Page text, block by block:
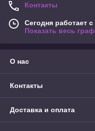
Контакты
Сегодня работает
Показать весь
О нас
Контакты
Доставка и оплата